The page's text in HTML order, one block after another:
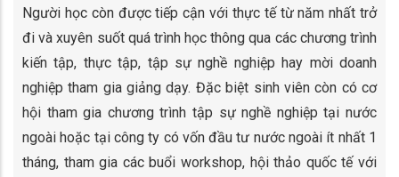
Người học còn được tiếp cận với thực tế từ năm nhất trở
đi và xuyên suốt quá trình học thông qua các chương trình
kiến tập, thực tập, tập sự nghề nghiệp hay mời doanh
nghiệp tham gia giảng dạy. Đặc biệt sinh viên còn có cơ
hội tham gia chương trình tập sự nghề nghiệp tại nước
ngoài hoặc tại công ty có vốn đầu tư nước ngoài ít nhất 1
tháng, tham gia các buổi workshop, hội thảo quốc tế với